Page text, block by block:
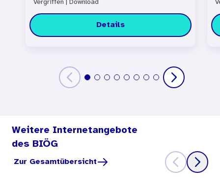
Vergriffen Download
Details
Weitere Internetangebote
des BIÖG
Zur Gesamtübersicht